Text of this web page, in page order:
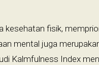
kesehatan fisik,
mental juga
Kalmfulness Index